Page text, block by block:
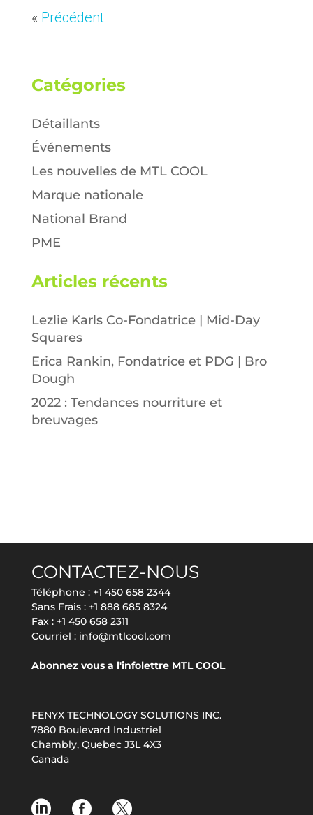
« Précédent
Catégories
Détaillants
Événements
Les nouvelles de MTL COOL
Marque nationale
National Brand
PME
Articles récents
Lezlie Karls Co-Fondatrice | Mid-Day
Squares
Erica Rankin, Fondatrice et PDG | Bro
Dough
2022 : Tendances nourriture et
breuvages
CONTACTEZ-NOUS
Téléphone : +1 450 658 2344
Sans Frais : +1 888 685 8324
Fax : +1 450 658 2311
Courriel : info@mtlcool.com
Abonnez vous a l'infolettre MTL COOL
FENYX TECHNOLOGY SOLUTIONS INC.
7880 Boulevard Industriel
Chambly, Quebec J3L 4X3
Canada